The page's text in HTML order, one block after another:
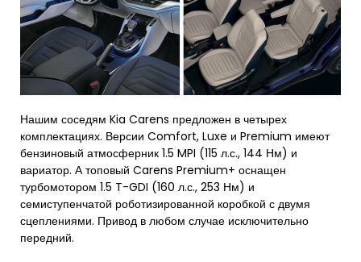
Нашим соседям Kia Carens предложен в четырех
комплектациях. Версии Comfort, Luxe и Premium имеют
бензиновый атмосферник 1.5 MPI (115 л.с., 144 Нм) и
вариатор. А топовый Carens Premium+ оснащен
турбомотором 1.5 T-GDI (160 л.с., 253 Нм) и
семиступенчатой роботизированной коробкой с двумя
сцеплениями. Привод в любом случае исключительно
передний.